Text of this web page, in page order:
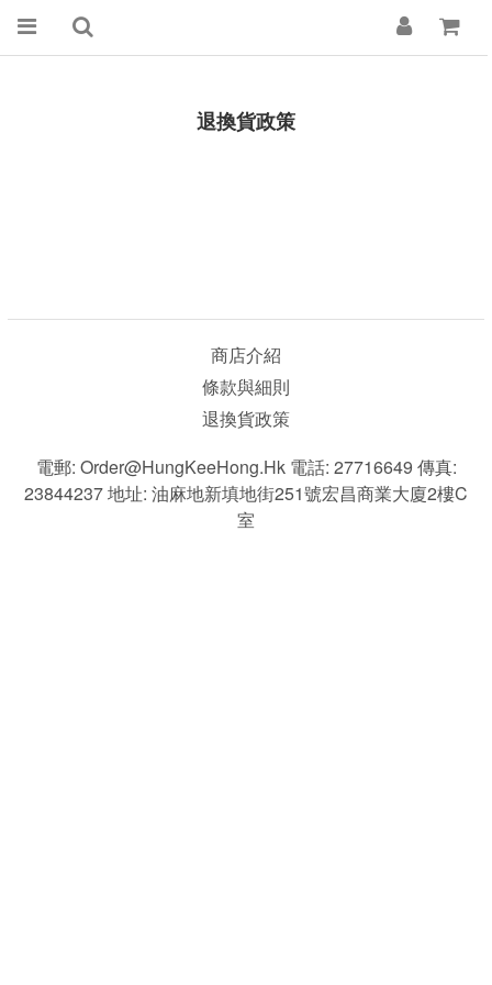
退換貨政策
商店介紹
條款與細則
退換貨政策
電郵: Order@HungKeeHong.hk 電話: 27716649 傳真:
23844237 地址: 油麻地新填地街251號宏昌商業大廈2樓C
室